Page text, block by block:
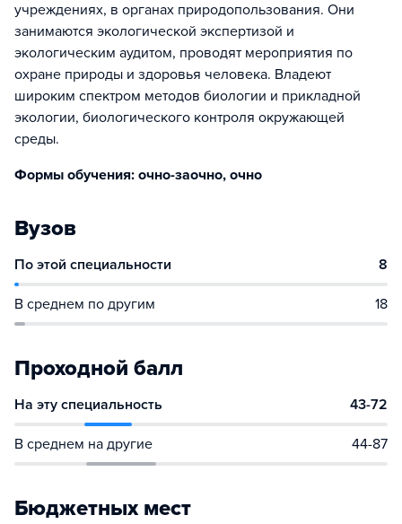
учреждениях, в органах природопользования. Они
занимаются экологической экспертизой и
экологическим аудитом, проводят мероприятия по
охране природы и здоровья человека. Владеют
широким спектром методов биологии и прикладной
экологии, биологического контроля окружающей
среды.
Формы обучения: очно-заочно, очно
Вузов
По этой специальности 8
В среднем по другим 18
Проходной балл
На эту специальность 43-72
В среднем на другие 44-87
Бюджетных мест